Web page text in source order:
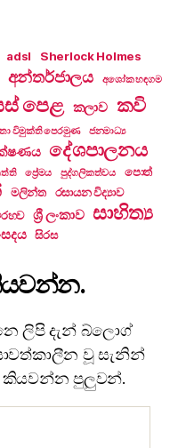
adsl Sherlock Holmes
අන්තර්ජාලය අශෝක හඳගම
පෙළ කලාව කවි
විමුක්ති පෙරමුණ ජනමාධ්‍ය
දේශපාලනය
ප්‍රේමය පුද්ගලිකත්වය පොත්
මලින්ත
රසායන විද්‍යාව
ශ්‍රී ලංකාව සාහිත්‍ය
සිරස
ලිපි දැන් බ්ලොග්
වූ සැනින්
කියවන්න පුලුවන්.